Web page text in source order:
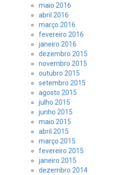
maio 2016
abril 2016
março 2016
fevereiro 2016
janeiro 2016
dezembro 2015
novembro 2015
outubro 2015
setembro 2015
agosto 2015
julho 2015
junho 2015
maio 2015
abril 2015
março 2015
fevereiro 2015
janeiro 2015
dezembro 2014